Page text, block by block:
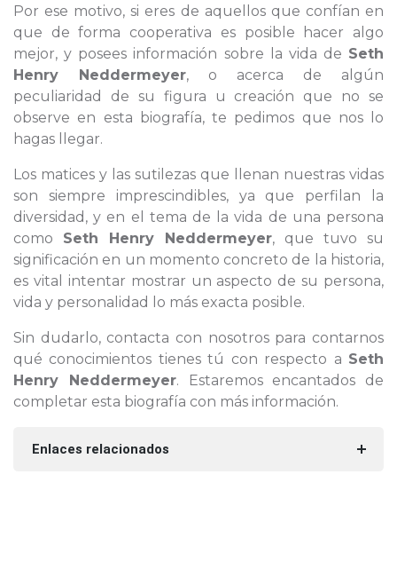
Por ese motivo, si eres de aquellos que confían en
que de forma cooperativa es posible hacer algo
mejor, y posees información sobre la vida de Seth
Henry Neddermeyer, o acerca de algún
peculiaridad de su figura u creación que no se
observe en esta biografía, te pedimos que nos lo
hagas llegar.
Los matices y las sutilezas que llenan nuestras vidas
son siempre imprescindibles, ya que perfilan la
diversidad, y en el tema de la vida de una persona
como Seth Henry Neddermeyer, que tuvo su
significación en un momento concreto de la historia,
es vital intentar mostrar un aspecto de su persona,
vida y personalidad lo más exacta posible.
Sin dudarlo, contacta con nosotros para contarnos
qué conocimientos tienes tú con respecto a Seth
Henry Neddermeyer. Estaremos encantados de
completar esta biografía con más información.
Enlaces relacionados